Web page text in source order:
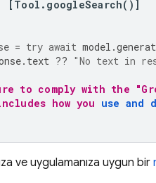
[ Tool . googleSearch()]
= try await model .
. text ?? "No text in
to comply with the
how you use and
ve uygulamanıza uygun bir